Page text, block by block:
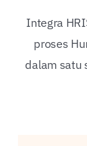
Integra
proses
dalam satu